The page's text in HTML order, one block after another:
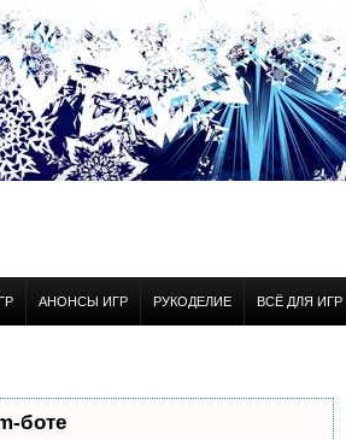
АНОНСЫ ИГР РУКОДЕЛИЕ ВСЁ ДЛЯ ИГР
боте